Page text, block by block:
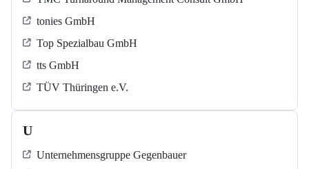
tonies GmbH
Top Spezialbau GmbH
tts GmbH
TÜV Thüringen e.V.
U
Unternehmensgruppe Gegenbauer